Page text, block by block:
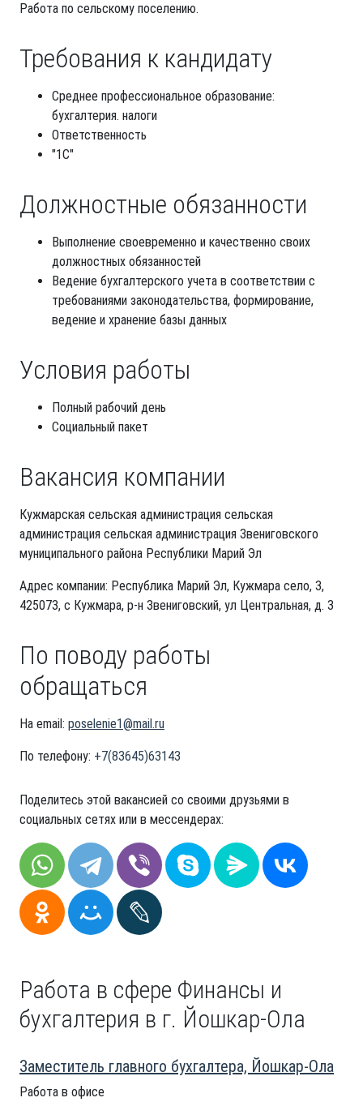
Работа по сельскому поселению.
Требования к кандидату
Среднее профессиональное образование:
бухгалтерия. налоги
Ответственность
"1С"
Должностные обязанности
Выполнение своевременно и качественно своих
должностных обязанностей
Ведение бухгалтерского учета в соответствии с
требованиями законодательства, формирование,
ведение и хранение базы данных
Условия работы
Полный рабочий день
Социальный пакет
Вакансия компании
Кужмарская сельская администрация сельская
администрация сельская администрация Звениговского
муниципального района Республики Марий Эл
Адрес компании: Республика Марий Эл, Кужмара село, 3,
425073, с Кужмара, р-н Звениговский, ул Центральная, д. 3
По поводу работы
обращаться
На email: poselenie1@mail.ru
По телефону: +7(83645)63143
Поделитесь этой вакансией со своими друзьями в
социальных сетях или в мессендерах:
Работа в сфере Финансы и
бухгалтерия в г. Йошкар-Ола
Заместитель главного бухгалтера, Йошкар-Ола
Работа в офисе